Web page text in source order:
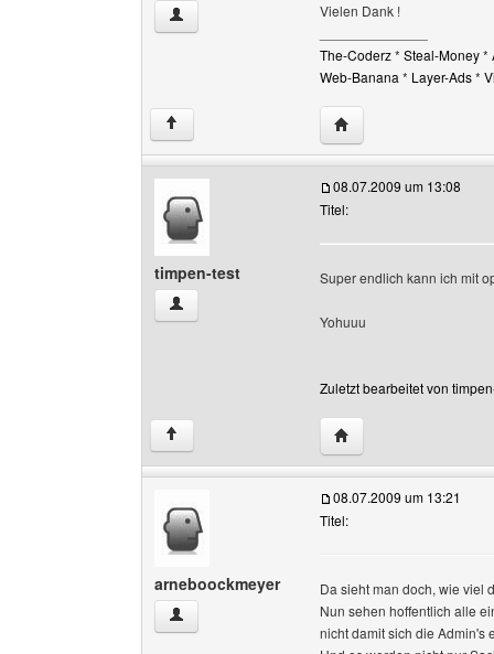
grafixxland Benutzer-Profile anzeigen
Vielen Dank !
The-Coderz* Steal-Money*
Web-Banana * Layer-Ads*
↑ Website dieses
timpen-test
timpen-test Benutzer-Profile anzeigen
08.07.2009 um 13:08
Titel:
Super endlich kann ich mit
Yohuuu
Zuletzt bearbeitet von
↑ Website dieses
arneboockmeyer
arneboockmeyer Benutzer-Profile anzeigen
08.07.2009 um 13:21
Titel:
Da sieht man doch, wie viel
Nun sehen hoffentlich alle
nicht damit sich die Admin's